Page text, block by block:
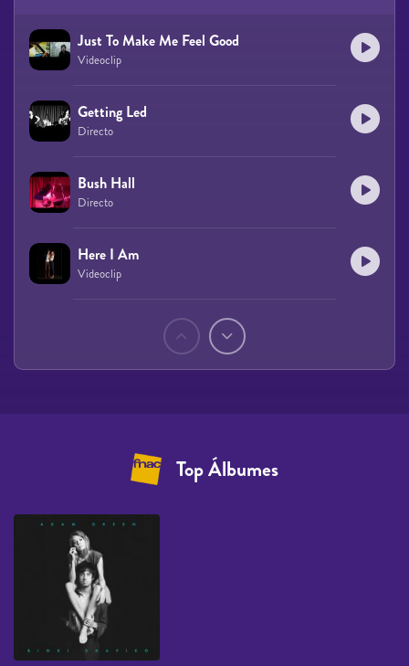
Just To Make Me Feel Good
Videoclip
Getting Led
Directo
Bush Hall
Directo
Here I Am
Videoclip
Top Álbumes